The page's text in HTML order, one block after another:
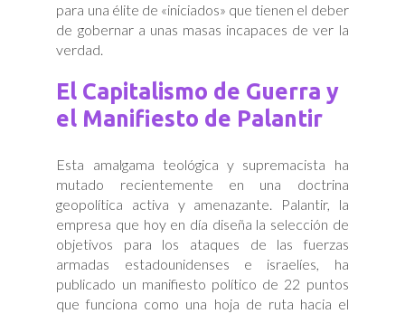
para una élite de «iniciados» que tienen el deber
de gobernar a unas masas incapaces de ver la
verdad.
El Capitalismo de Guerra y
el Manifiesto de Palantir
Esta amalgama teológica y supremacista ha
mutado recientemente en una doctrina
geopolítica activa y amenazante. Palantir, la
empresa que hoy en día diseña la selección de
objetivos para los ataques de las fuerzas
armadas estadounidenses e israelíes, ha
publicado un manifiesto político de 22 puntos
que funciona como una hoja de ruta hacia el